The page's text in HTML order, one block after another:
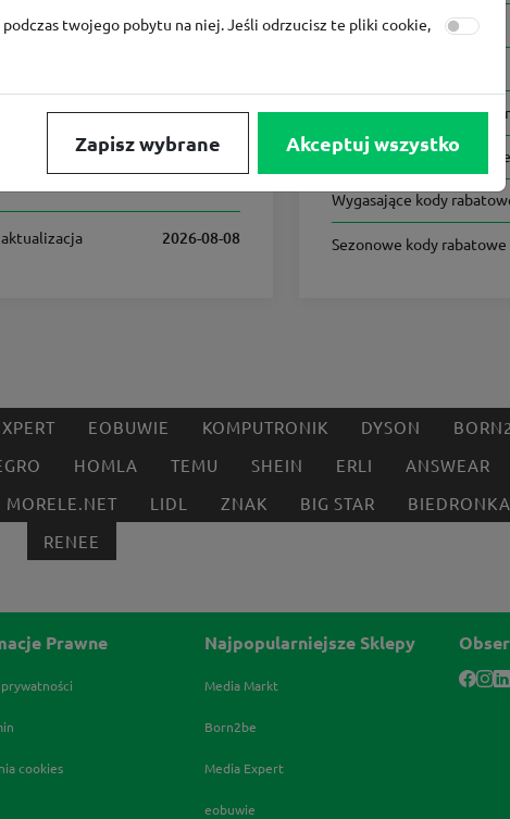
2026-08-08
Wszystkie kody rabatowe
Kody rabatowe na
Najnowsze kody rabatowe
Wygasające kody
Sezonowe kody rabatowe
EOBUWIE KOMPUTRONIK DYSON
HOMLA TEMU SHEIN ERLI ANSWEAR
MORELE.NET LIDL ZNAK BIG STAR
RENEE
Prawne
cookies
Najpopularniejsze Sklepy
Media Markt
Born2be
Media Expert
eobuwie
twojego pobytu na niej. Jeśli odrzucisz te pliki cookie,
Zapisz wybrane Akceptuj wszystko